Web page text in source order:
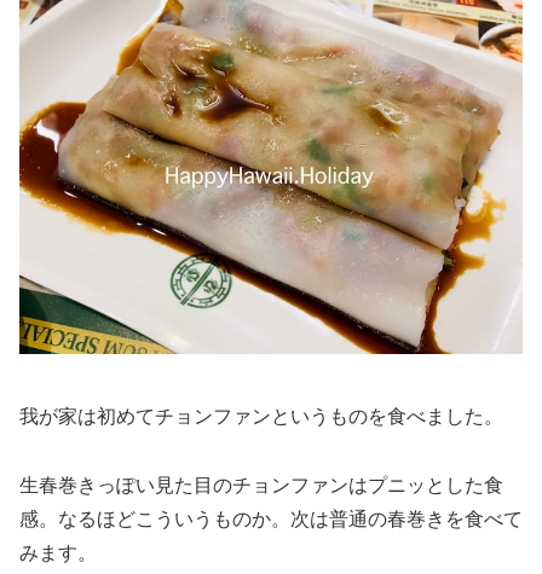
我が家は初めてチョンファンというものを食べました。
生春巻きっぽい見た目のチョンファンはプニッとした食
感。なるほどこういうものか。次は普通の春巻きを食べて
みます。